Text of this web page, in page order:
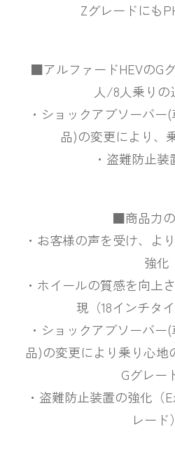
Zグレードにも
■アルファードHEVのG
人/8人乗りの
・ショックアブソーバー
品)の変更により、
・盗難防止
■商品力
・お客様の声を受け、よ
強化
・ホイールの質感を向上
現（18インチタ
・ショックアブソーバー
品)の変更により乗り心地
Gグレー
・盗難防止装置の強化（
レード）